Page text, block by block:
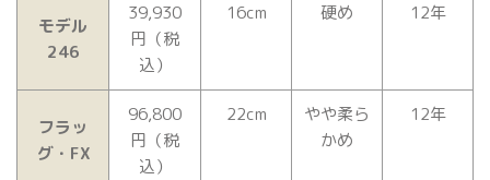
モデル
246
39,930
円（税
込）
16cm 硬め 12年
フラッ
グ・FX
96,800
円（税
込）
22cm
やや柔ら
かめ
12年